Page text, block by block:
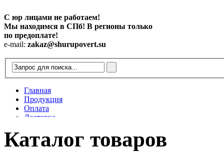
С юр лицами не работаем!
Мы находимся в СПб! В регионы только
по предоплате!
e-mail: zakaz@shurupovert.su
Главная
Продукция
Оплата
Доставка
Статьи
Каталог товаров